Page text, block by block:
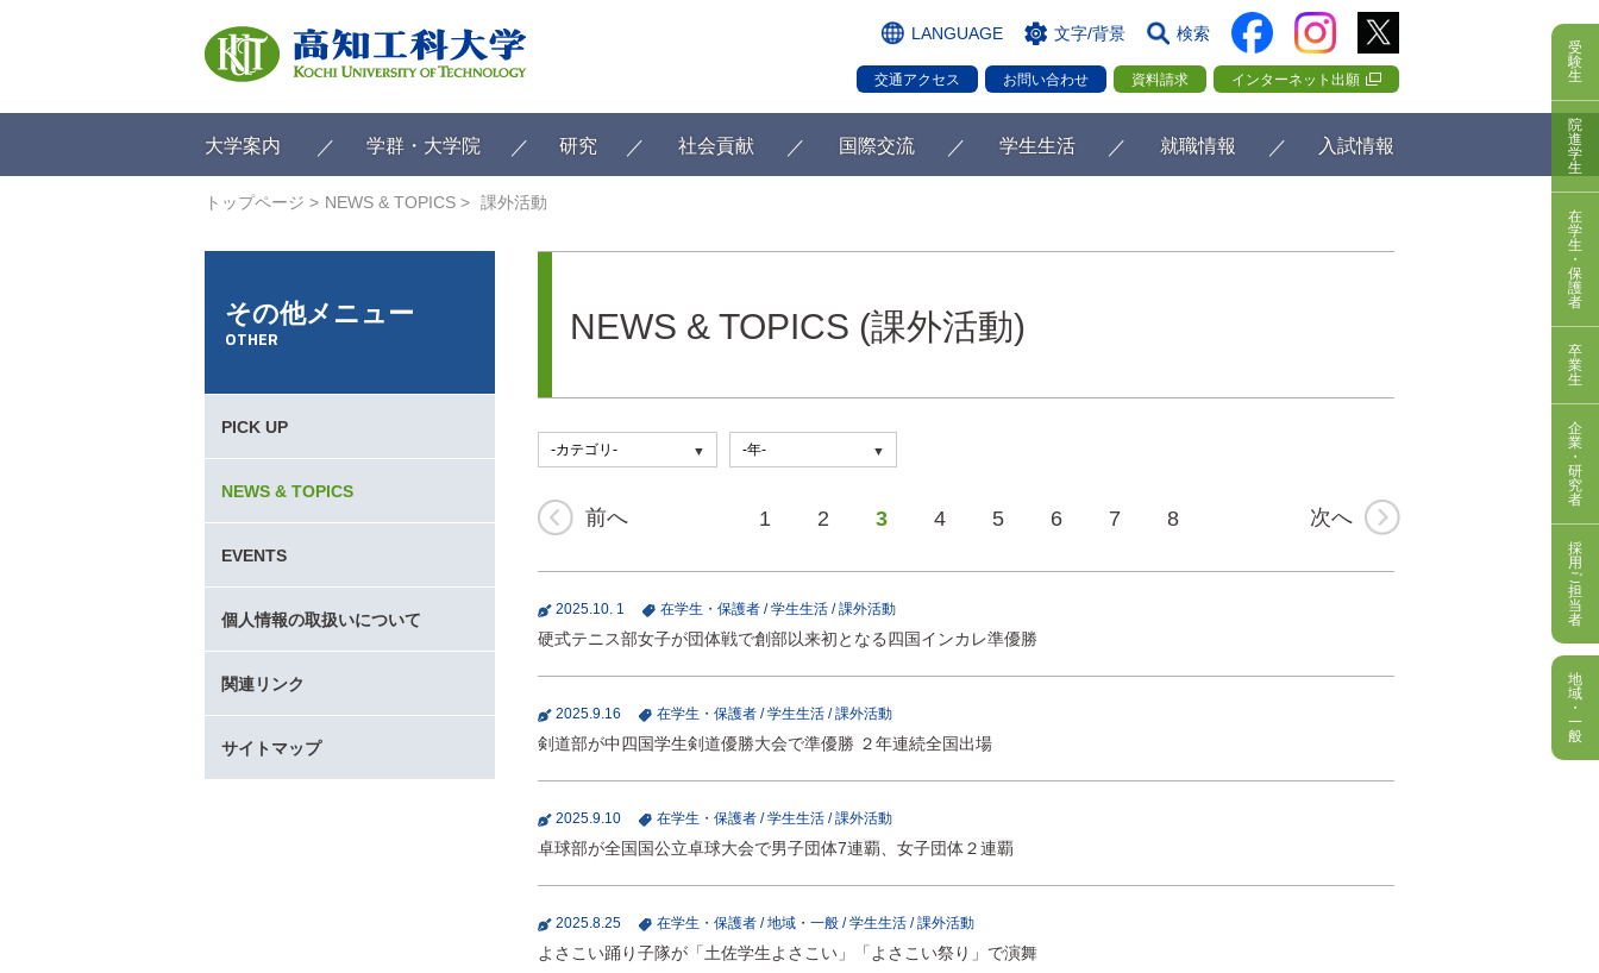
で
LANGUAGE 文字/背景 検索
交通アクセス お問い合わせ 資料請求 インターネット出願
大学案内 学群・大学院 研究 社会貢献 国際交流 学生生活 就職情報 入試情報
受
験
生
院
進
学
生
在
学
生
・
保
護
者
卒
業
生
企
業
・
研
究
者
採
用
ご
担
当
者
地
域
・
一
般
トップページ NEWS & TOPICS 課外活動
NEWS & TOPICS (課外活動)
前へ 1 2 3 4 5 6 7 8 次へ
2025.10. 1 在学生・保護者 /学生生活 /課外活動
硬式テニス部女子が団体戦で創部以来初となる四国インカレ準優勝
2025.9.16 在学生・保護者 /学生生活 /課外活動
剣道部が中四国学生剣道優勝大会で準優勝 ２年連続全国出場
2025.9.10 在学生・保護者 /学生生活 /課外活動
卓球部が全国国公立卓球大会で男子団体7連覇、女子団体２連覇
2025.8.25 在学生・保護者 /地域・一般 /学生生活 /課外活動
よさこい踊り子隊が「土佐学生よさこい」「よさこい祭り」で演舞
その他メニュー
OTHER
PICK UP
NEWS & TOPICS
EVENTS
個人情報の取扱いについて
関連リンク
サイトマップ